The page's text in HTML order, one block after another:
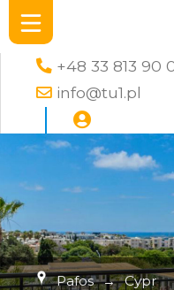
+48 33 813 90
info@tu1.pl
Pafos → Cypr